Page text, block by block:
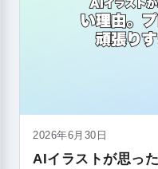
2026年6月30日
AIイラストが思っ